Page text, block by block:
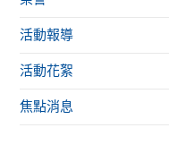
活動報導
活動花絮
焦點消息